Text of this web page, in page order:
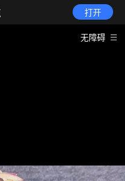
打开
无障碍